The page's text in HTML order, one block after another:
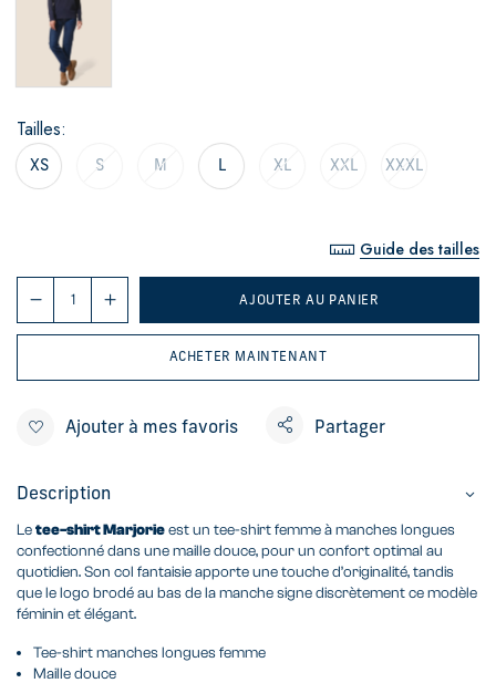
Tailles
XS S M L XL XXL XXXL
Guide des tailles
AJOUTER AU PANIER
ACHETER MAINTENANT
Ajouter à mes favoris Partager
Description
Letee-shirt Marjorieest un tee-shirt femme à manches longues
confectionné dans une maille douce, pour un confort optimal au
quotidien. Son col fantaisie apporte une touche d’originalité, tandis
que le logo brodé au bas de la manche signe discrètement ce modèle
féminin et élégant.
Tee-shirt manches longues femme
Maille douce